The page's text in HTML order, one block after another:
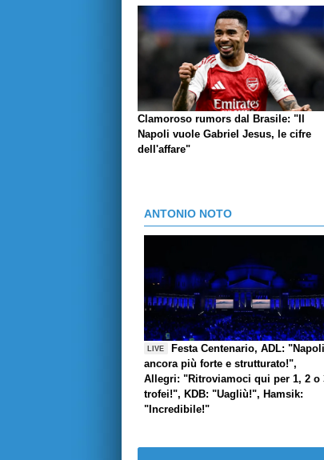
Clamoroso rumors dal Brasile: "Il
Napoli vuole Gabriel Jesus, le cifre
dell'affare"
ANTONIO NOTO
LIVE
Festa Centenario, ADL: "Napoli
ancora più forte e strutturato!",
Allegri: "Ritroviamoci qui per 1, 2 o
trofei!", KDB: "Uagliù!", Hamsik:
"Incredibile!"